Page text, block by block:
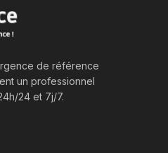
de référence
un professionnel
24 et 7j/7.